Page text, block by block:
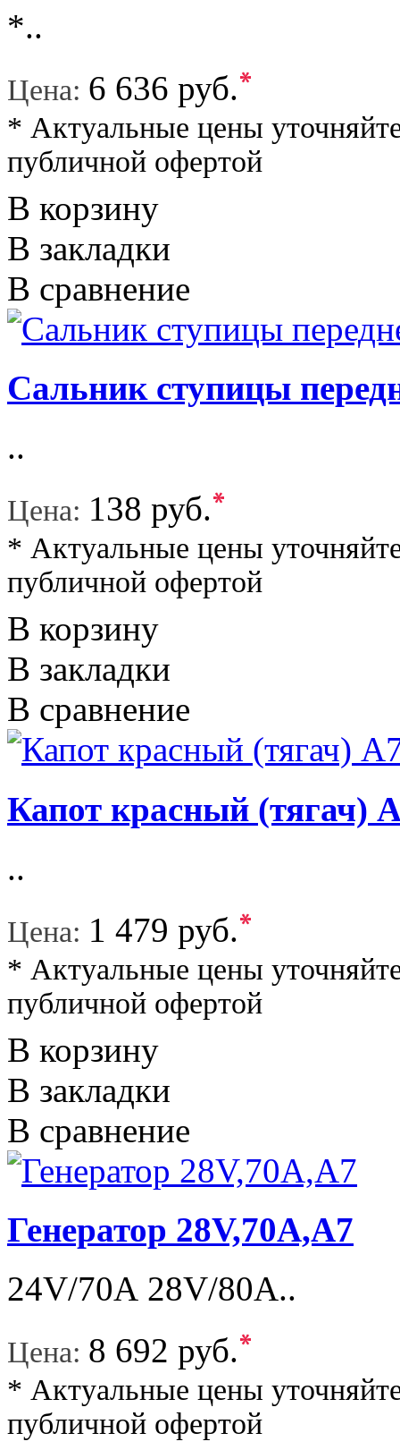
*..
Цена: 6 636 руб.*
* Актуальные цены
публичной офертой
В корзину
В закладки
В сравнение
Сальник ступицы
..
Цена: 138 руб.*
* Актуальные цены
публичной офертой
В корзину
В закладки
В сравнение
Капот красный (тягач)
..
Цена: 1 479 руб.*
* Актуальные цены
публичной офертой
В корзину
В закладки
В сравнение
Генератор 28V,70А,А7
24V/70А 28V/80A..
Цена: 8 692 руб.*
* Актуальные цены
публичной офертой